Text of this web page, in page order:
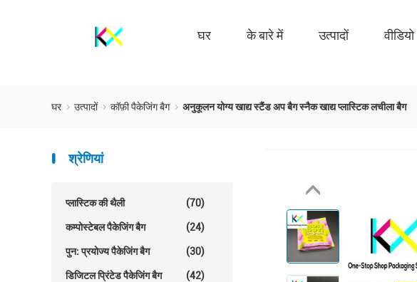
घर के बारे में उत्पादों वीडियो
घर उत्पादों कॉफ़ी पैकेजिंग बैग अनुकूलन योग्य खाद्य स्टैंड अप बैग स्नैक खाद्य प्लास्टिक लचीला बैग
श्रेणियां
प्लास्टिक की थैली (70)
कम्पोस्टेबल पैकेजिंग बैग (24)
पुन: प्रयोज्य पैकेजिंग बैग (30)
डिजिटल प्रिंटेड पैकेजिंग बैग (42)